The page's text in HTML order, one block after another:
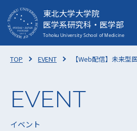
東北大学大学院
医学系研究科・医学部
TOP EVENT 【Web配信】未来型
イベント